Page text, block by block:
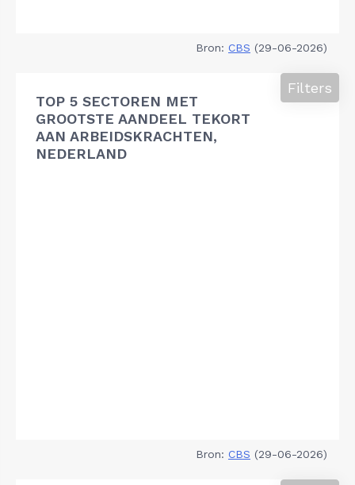
Bron: CBS (29-06-2026)
TOP 5 SECTOREN MET
GROOTSTE AANDEEL TEKORT
AAN ARBEIDSKRACHTEN,
NEDERLAND
Filters
Bron: CBS (29-06-2026)